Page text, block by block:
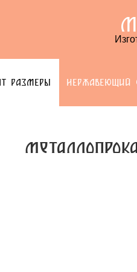
РАЗМЕРЫ НЕРЖАВЕЮЩИЙ